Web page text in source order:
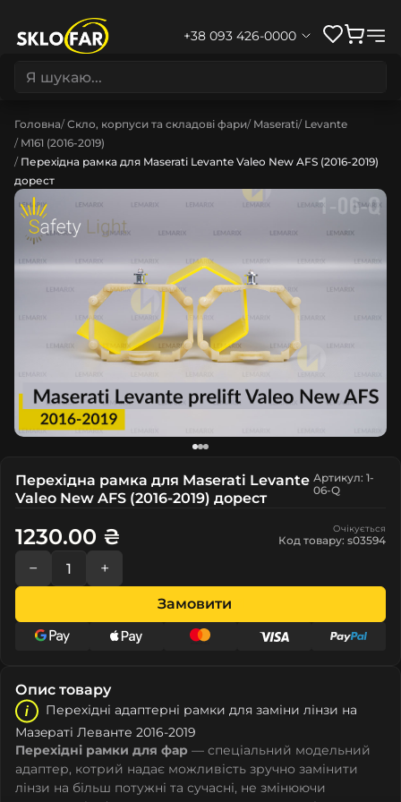
+38 093 426-0000
Головна Скло, корпуси та складові фари Maserati Levante
M161 (2016-2019)
Перехідна рамка для Maserati Levante Valeo New AFS (2016-2019)
дорест
Перехідна рамка для Maserati Levante
Valeo New AFS (2016-2019) дорест
Артикул: 1-
06-Q
Очікується
Код товару: s03594
1230.00 ₴
− +
Замовити
Опис товару
Перехідні адаптерні рамки для заміни лінзи на
Мазeраті Леванте 2016-2019
Перехідні рамки для фар — спеціальний модельний
адаптер, котрий надає можливість зручно замінити
лінзи на більш потужні та сучасні, не змінюючи